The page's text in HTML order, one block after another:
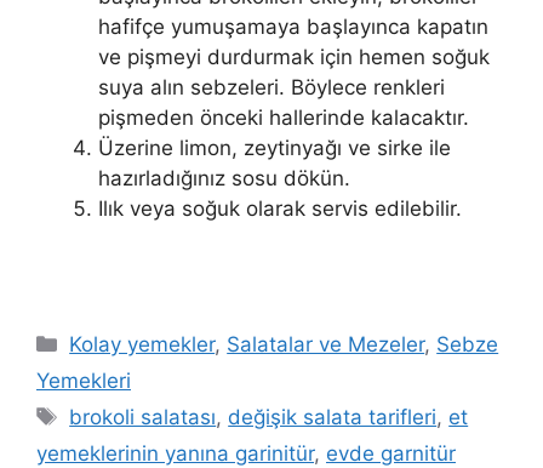
hafifçe yumuşamaya başlayınca kapatın
ve pişmeyi durdurmak için hemen soğuk
suya alın sebzeleri. Böylece renkleri
pişmeden önceki hallerinde kalacaktır.
Üzerine limon, zeytinyağı ve sirke ile
hazırladığınız sosu dökün.
Ilık veya soğuk olarak servis edilebilir.
Kategoriler
Kolay yemekler, Salatalar ve Mezeler, Sebze
Yemekleri
Etiketler
brokoli salatası, değişik salata tarifleri, et
yemeklerinin yanına garinitür, evde garnitür